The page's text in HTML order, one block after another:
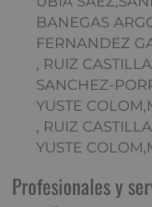
BANEGAS
FERNANDEZ
, RUIZ
SANCHEZ-
YUSTE
, RUIZ
YUSTE
Profesionales y